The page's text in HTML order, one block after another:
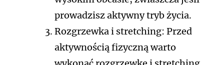
prowadzisz aktywny tryb życia.
Rozgrzewka i stretching: Przed
aktywnością fizyczną warto